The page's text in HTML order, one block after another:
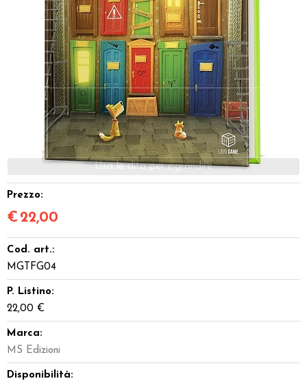
Accessori
Giocattoli e Gadget
Offerte del Dragone
Prezzo:
€ 22,00
Cod. art.:
MGTFG04
P. Listino:
22,00 €
Marca:
MS Edizioni
Disponibilità: